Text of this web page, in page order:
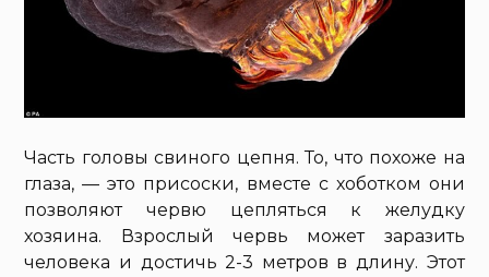
Часть головы свиного цепня. То, что похоже на
глаза, — это присоски, вместе с хоботком они
позволяют червю цепляться к желудку
хозяина. Взрослый червь может заразить
человека и достичь 2-3 метров в длину. Этот